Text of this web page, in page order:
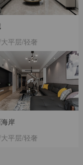
平层/轻奢
岸
平层/轻奢